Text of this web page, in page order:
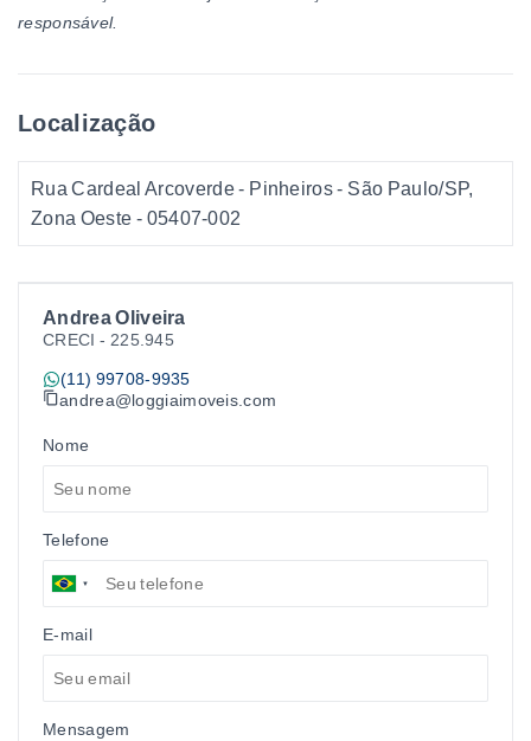
Andrea Oliveira
CRECI - 225.945
(11) 99708-9935
andrea@loggiaimoveis.com
Nome
Telefone
E-mail
Mensagem
responsável.
Localização
Rua Cardeal Arcoverde - Pinheiros - São Paulo/SP,
Zona Oeste - 05407-002